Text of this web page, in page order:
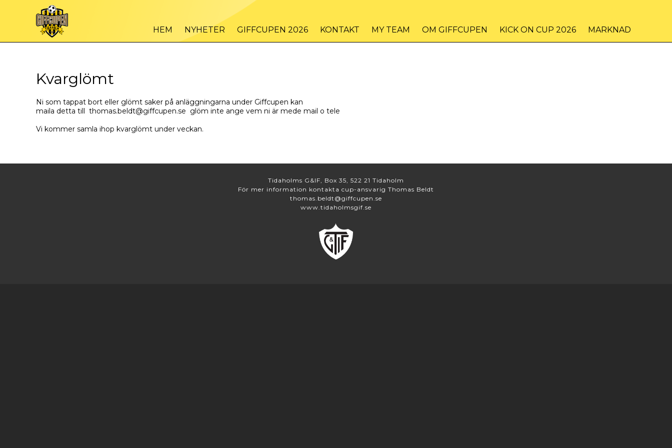
HEM NYHETER GIFFCUPEN 2026 KONTAKT MY TEAM OM GIFFCUPEN KICK ON CUP 2026 MARKNAD
Kvarglömt
Ni som tappat bort eller glömt saker på anläggningarna under Giffcupen kan
maila detta till thomas.beldt@giffcupen.se glöm inte ange vem ni är mede mail o tele
Vi kommer samla ihop kvarglömt under veckan.
Tidaholms G&IF, Box 35, 522 21 Tidaholm
För mer information kontakta cup-ansvarig Thomas Beldt
thomas.beldt@giffcupen.se
www.tidaholmsgif.se